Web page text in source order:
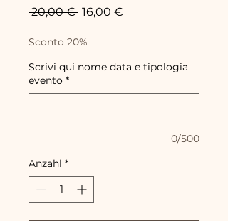
20,00 € Standardpreis
16,00 €
Sconto 20%
Scrivi qui nome data e tipologia
evento *
0/500
Anzahl *